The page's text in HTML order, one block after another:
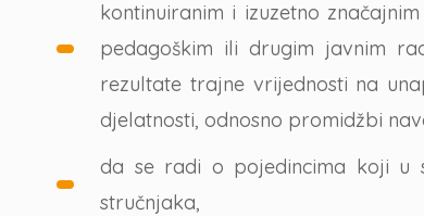
kontinuiranim i izuzetno
pedagoškim ili drugim javnim
rezultate trajne vrijednosti na
djelatnosti, odnosno promidžbi
da se radi o pojedincima koji u
stručnjaka,